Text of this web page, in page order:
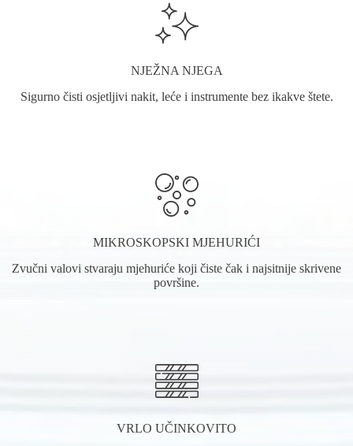
NJEŽNA NJEGA
Sigurno čisti osjetljivi nakit, leće i instrumente bez ikakve štete.
MIKROSKOPSKI MJEHURIĆI
Zvučni valovi stvaraju mjehuriće koji čiste čak i najsitnije skrivene
površine.
VRLO UČINKOVITO